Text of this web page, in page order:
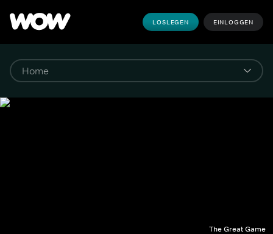
LOSLEGEN EINLOGGEN
The Great Game